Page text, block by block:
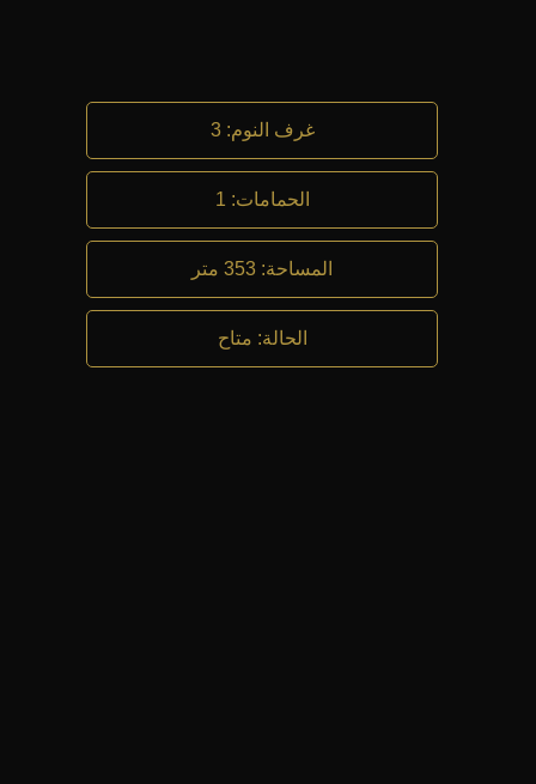
غرف النوم:
3
الحمامات:
1
المساحة: 353 متر
الحالة: متاح